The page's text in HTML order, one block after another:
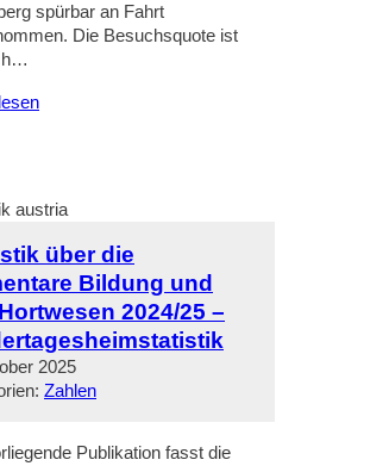
spürbar an Fahrt
Die Besuchsquote ist
über die
Bildung und
2024/25 –
2025
Zahlen
Publikation fasst die